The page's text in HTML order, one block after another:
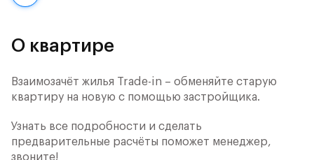
О квартире
Взаимозачёт жилья Trade-in – обменяйте старую
квартиру на новую с помощью застройщика.
Узнать все подробности и сделать
предварительные расчёты поможет менеджер,
звоните!